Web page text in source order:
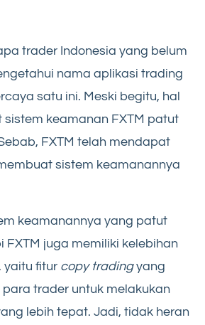
trader Indonesia yang belum
nama aplikasi trading
satu ini. Meski begitu, hal
keamanan FXTM patut
FXTM telah mendapat
sistem keamanannya
keamanannya yang patut
juga memiliki kelebihan
yaitu fitur copy tradingyang
trader untuk melakukan
lebih tepat. Jadi, tidak heran